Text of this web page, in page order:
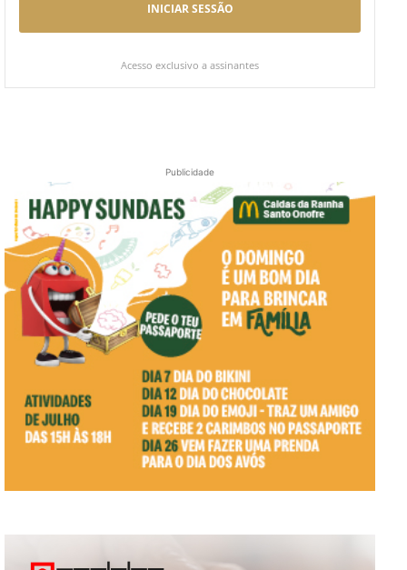
INICIAR SESSÃO
Acesso exclusivo a assinantes
Publicidade